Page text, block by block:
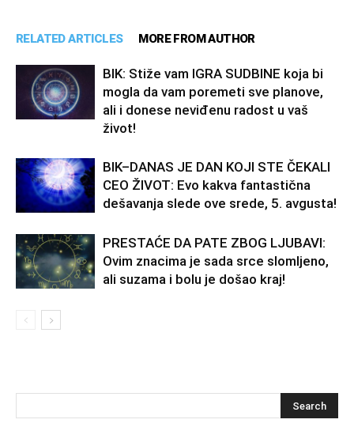
RELATED ARTICLES MORE FROM AUTHOR
BIK: Stiže vam IGRA SUDBINE koja bi
mogla da vam poremeti sve planove,
ali i donese neviđenu radost u vaš
život!
BIK–DANAS JE DAN KOJI STE ČEKALI
CEO ŽIVOT: Evo kakva fantastična
dešavanja slede ove srede, 5. avgusta!
PRESTAĆE DA PATE ZBOG LJUBAVI:
Ovim znacima je sada srce slomljeno,
ali suzama i bolu je došao kraj!